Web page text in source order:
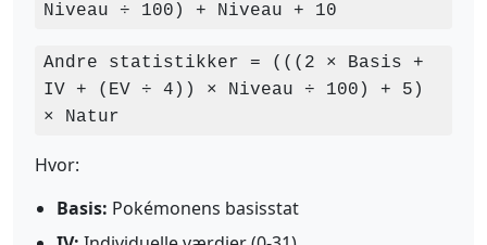
Niveau ÷ 100) + Niveau + 10
Andre statistikker = (((2 × Basis +
IV + (EV ÷ 4)) × Niveau ÷ 100) + 5)
× Natur
Hvor:
Basis: Pokémonens basisstat